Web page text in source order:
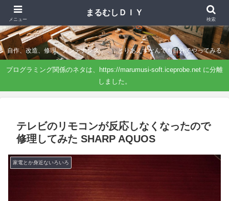
まるむしＤＩＹ
自作、改造、修理、メンテナンス．．．とりあえずなんでも自分でやってみる
プログラミング関係のネタは、https://marumusi-soft.iceprobe.net に分離
しました。
テレビのリモコンが反応しなくなったので
修理してみた SHARP AQUOS
家電とか身近ないろいろ
メニュー
まるむしＤＩＹ
検索